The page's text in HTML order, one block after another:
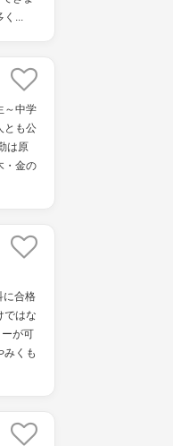
く...
～中学
とも公
は原
・金の
に合格
ではな
が可
みくも